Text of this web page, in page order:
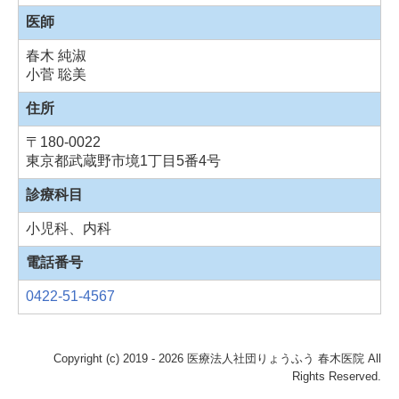
医師
春木 純淑
小菅 聡美
住所
〒180-0022
東京都武蔵野市境1丁目5番4号
診療科目
小児科、内科
電話番号
0422-51-4567
Copyright (c) 2019 - 2026 医療法人社団りょうふう 春木医院 All
Rights Reserved.